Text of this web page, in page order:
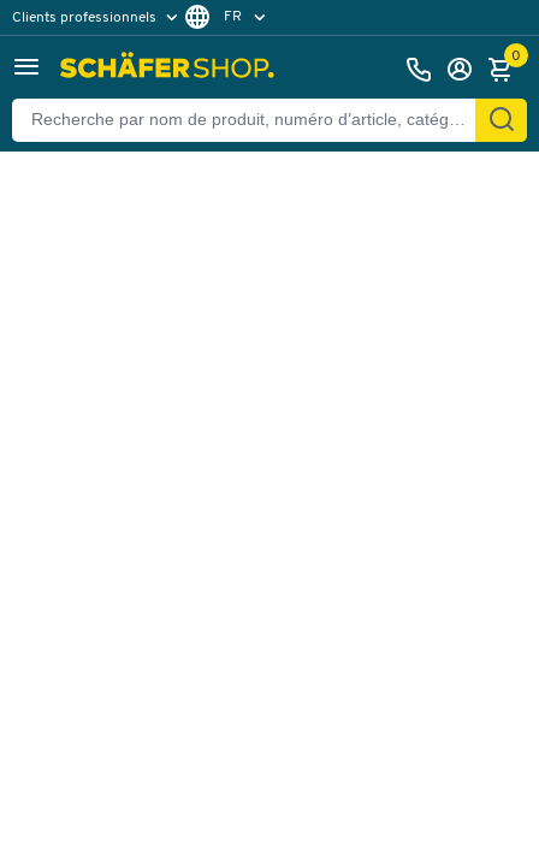
Clients professionnels
Clients particuliers
FR
0
Retour